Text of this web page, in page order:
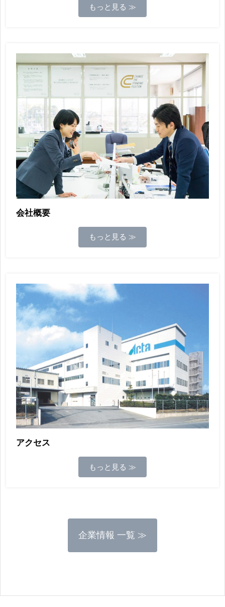
もっと見る ≫
会社概要
もっと見る ≫
アクセス
もっと見る ≫
企業情報 一覧 ≫